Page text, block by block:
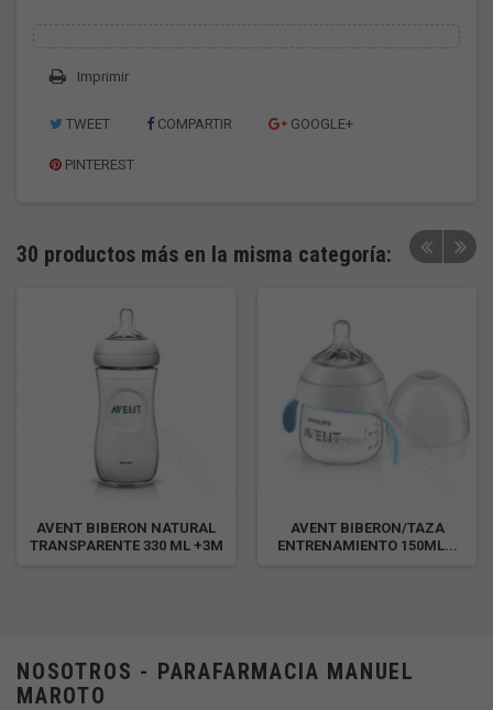
Imprimir
TWEET COMPARTIR GOOGLE+
PINTEREST
30 productos más en la misma categoría:
AVENT BIBERON NATURAL
TRANSPARENTE 330 ML +3M
AVENT BIBERON/TAZA
ENTRENAMIENTO 150ML...
NOSOTROS - PARAFARMACIA MANUEL
MAROTO